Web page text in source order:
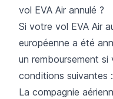
vol EVA Air annulé ?
Si votre vol EVA Air
européenne a été
un remboursement
conditions suivantes :
La compagnie